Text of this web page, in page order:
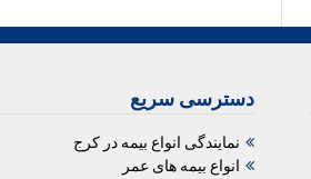
دسترسی سریع
نمایندگی انواع بیمه در کرج
انواع بیمه های عمر